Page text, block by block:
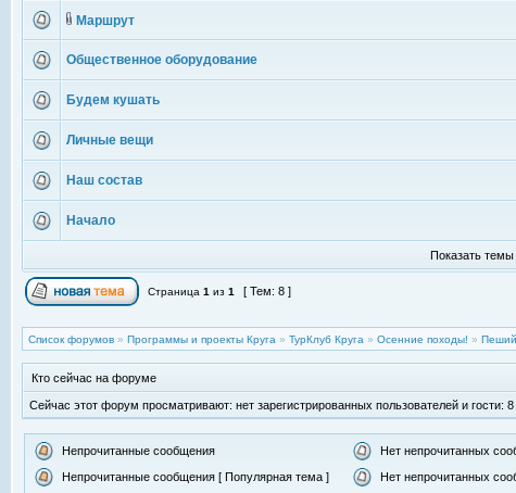
Маршрут
Общественное оборудование
Будем кушать
Личные вещи
Наш состав
Начало
Показать темы
Страница 1 из 1 [ Тем: 8 ]
Список форумов » Программы и проекты Круга » ТурКлуб Круга » Осенние походы! » Пеший
Кто сейчас на форуме
Сейчас этот форум просматривают: нет зарегистрированных пользователей и гости: 8
Непрочитанные сообщения Нет непрочитанных
Непрочитанные сообщения [ Популярная тема ]
Нет непрочитанных